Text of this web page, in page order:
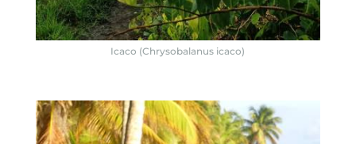
Icaco (Chrysobalanus icaco)